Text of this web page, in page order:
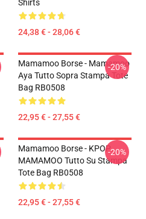
Shirts
24,38 € - 28,06 €
Mamamoo Borse - Mamamoo
Aya Tutto Sopra Stampa Tote
Bag RB0508
22,95 € - 27,55 €
-20%
Mamamoo Borse - KPOP
MAMAMOO Tutto Su Stampa
Tote Bag RB0508
22,95 € - 27,55 €
-20%